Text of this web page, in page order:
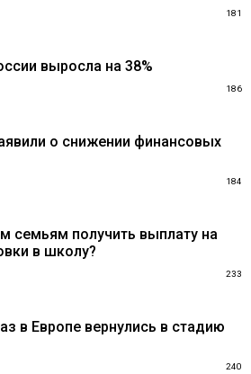
181
выросла на 38%
186
о снижении финансовых
184
семьям получить выплату на
в школу?
233
в Европе вернулись в стадию
240